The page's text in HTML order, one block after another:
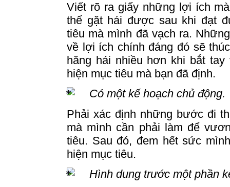
Viết rõ ra giấy những lợi ích
thể gặt hái được sau khi đạt
tiêu mà mình đã vạch ra.
về lợi ích chính đáng đó sẽ
hăng hái nhiều hơn khi bắt tay
hiện mục tiêu mà bạn đã định.
Có một kế hoạch chủ động.
Phải xác định những bước đi
mà mình cần phải làm để
tiêu. Sau đó, đem hết sức
hiện mục tiêu.
Hình dung trước một phần